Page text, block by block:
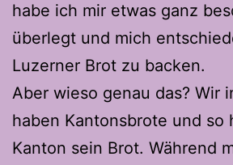
habe ich mir etwas ganz
überlegt und mich
Luzerner Brot zu backen.
Aber wieso genau das? Wir
haben Kantonsbrote und so
Kanton sein Brot. Während